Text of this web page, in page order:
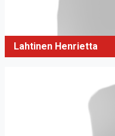
Lahtinen Henrietta